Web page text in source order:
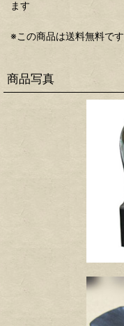
ます
※この商品は送料無料です
商品写真